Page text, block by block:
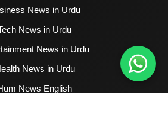
News in Urdu
News in Urdu
News in Urdu
News in Urdu
News English